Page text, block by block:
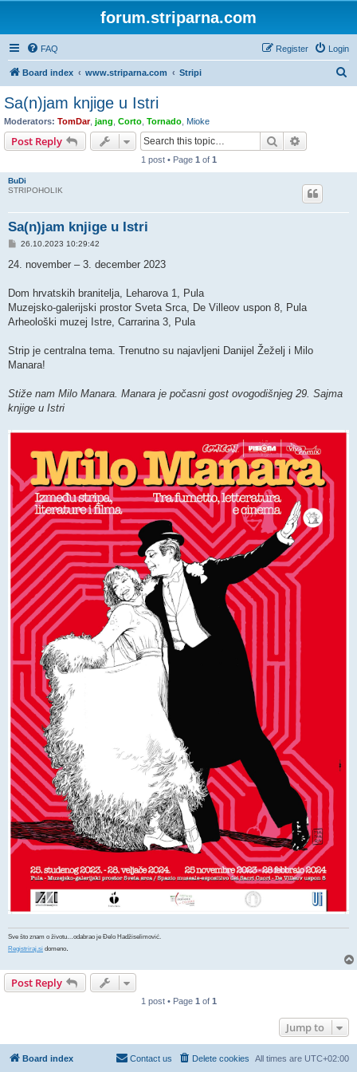
forum.striparna.com
FAQ Login
Register
Board index www.striparna.com Stripi
Sa(n)jam knjige u Istri
Moderators: TomDar, jang Corto Tornado Mioke
Post Reply Search
1 post • Page 1 of 1
BuDi
STRIPOHOLIK
Sa(n)jam knjige u Istri
P
s
26.10.2023 10:29:42
24. november – 3. december 2023
Dom hrvatskih branitelja, Leharova 1, Pula
Muzejsko-galerijski prostor Sveta Srca, De Villeov uspon 8, Pula
Arheološki muzej Istre, Carrarina 3, Pula
Strip je centralna tema. Trenutno su najavljeni Danijel Žeželj i Milo
Manara!
Stiže nam Milo Manara. Manara je počasni gost ovogodišnjeg 29. Sajma
knjige u Istri
Sve što znam o životu…odabrao je Đelo Hadžiselimović.
Registriraj.si domeno
Post Reply
1 post • Page 1 of 1
Jump to
Board index All times are UTC+02:00
Delete cookies
Contact us